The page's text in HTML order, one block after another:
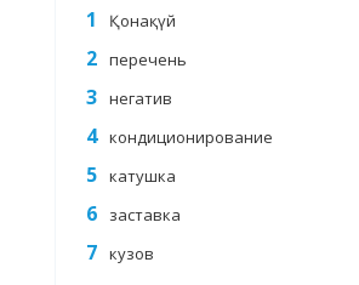
Қонақүй
перечень
негатив
кондиционирование
катушка
заставка
кузов